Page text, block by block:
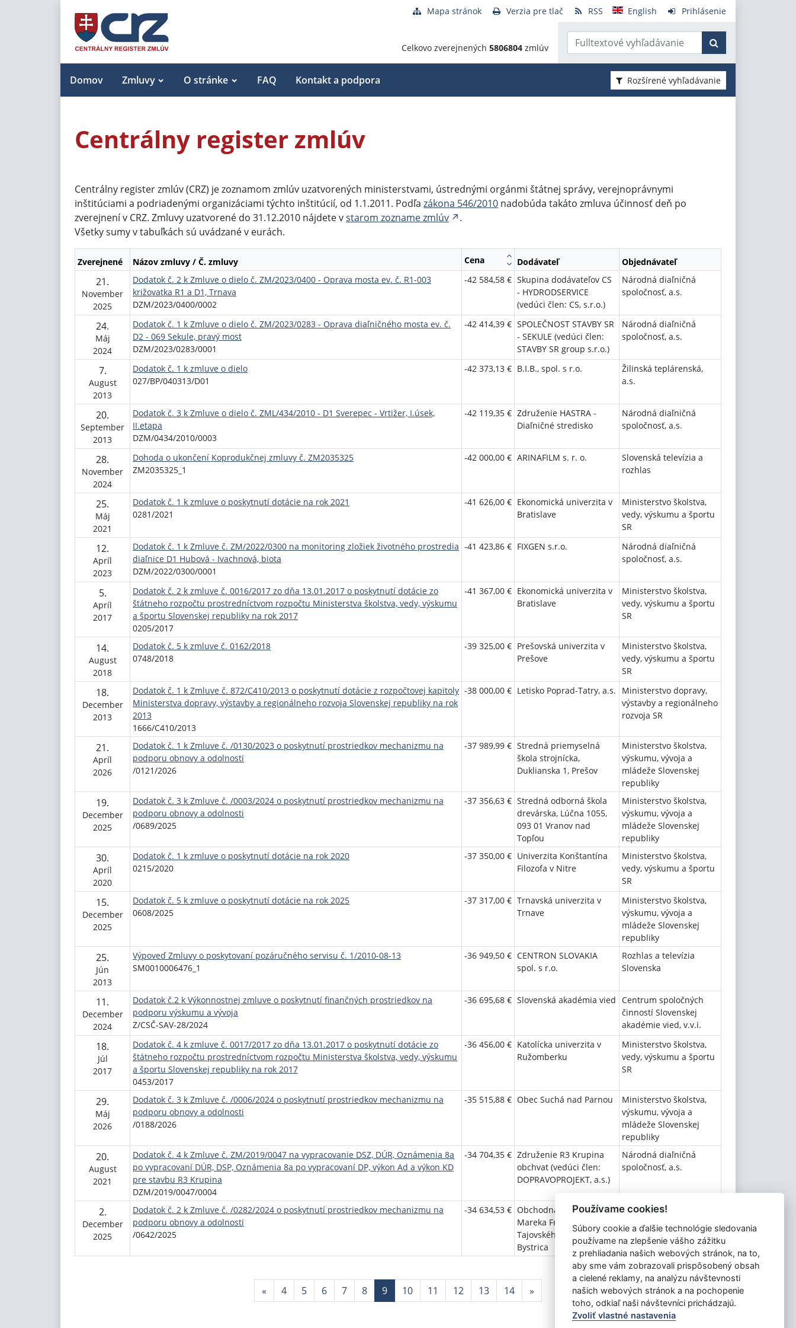
Mapa stránok Verzia pre tlač RSS English Prihlásenie
Celkovo zverejnených 5806804 zmlúv
Domov Zmluvy O stránke FAQ Kontakt a podpora Rozšírené vyhľadávanie
Centrálny register zmlúv
Centrálny register zmlúv (CRZ) je zoznamom zmlúv uzatvorených ministerstvami, ústrednými orgánmi štátnej správy, verejnoprávnymi
inštitúciami a podriadenými organizáciami týchto inštitúcií, od 1.1.2011. Podľa zákona 546/2010 nadobúda takáto zmluva účinnosť deň po
zverejnení v CRZ. Zmluvy uzatvorené do 31.12.2010 nájdete vstarom zozname zmlúv
.
Všetky sumy v tabuľkách sú uvádzané v eurách.
Zverejnené Názov zmluvy / Č. zmluvy Cena Dodávateľ Objednávateľ
21.
November
2025
Dodatok č. 2 k Zmluve o dielo č. ZM/2023/0400 - Oprava mosta ev. č. R1-003
križovatka R1 a D1, Trnava
DZM/2023/0400/0002
-42 584,58 € Skupina dodávateľov CS
- HYDRODSERVICE
(vedúci člen: CS, s.r.o.)
Národná diaľničná
spoločnosť, a.s.
24.
Máj
2024
Dodatok č. 1 k Zmluve o dielo č. ZM/2023/0283 - Oprava diaľničného mosta ev. č.
D2 - 069 Sekule, pravý most
DZM/2023/0283/0001
-42 414,39 € SPOLEČNOST STAVBY SR
- SEKULE (vedúci člen:
STAVBY SR group s.r.o.)
Národná diaľničná
spoločnosť, a.s.
7.
August
2013
Dodatok č. 1 k zmluve o dielo
027/BP/040313/D01
-42 373,13 € B.I.B., spol. s r.o.
Žilinská teplárenská,
a.s.
20.
September
2013
Dodatok č. 3 k Zmluve o dielo č. ZML/434/2010 - D1 Sverepec - Vrtižer, I.úsek,
II.etapa
DZM/0434/2010/0003
-42 119,35 € Združenie HASTRA -
Diaľničné stredisko
Národná diaľničná
spoločnosť, a.s.
28.
November
2024
Dohoda o ukončení Koprodukčnej zmluvy č. ZM2035325
ZM2035325_1
-42 000,00 € ARINAFILM s. r. o.
Slovenská televízia a
rozhlas
25.
Máj
2021
Dodatok č. 1 k zmluve o poskytnutí dotácie na rok 2021
0281/2021
-41 626,00 € Ekonomická univerzita v
Bratislave
Ministerstvo školstva,
vedy, výskumu a športu
SR
12.
Apríl
2023
Dodatok č. 1 k Zmluve č. ZM/2022/0300 na monitoring zložiek životného prostredia
diaľnice D1 Hubová - Ivachnová, biota
DZM/2022/0300/0001
-41 423,86 € FIXGEN s.r.o.
Národná diaľničná
spoločnosť, a.s.
5.
Apríl
2017
Dodatok č. 2 k zmluve č. 0016/2017 zo dňa 13.01.2017 o poskytnutí dotácie zo
štátneho rozpočtu prostredníctvom rozpočtu Ministerstva školstva, vedy, výskumu
a športu Slovenskej republiky na rok 2017
0205/2017
-41 367,00 € Ekonomická univerzita v
Bratislave
Ministerstvo školstva,
vedy, výskumu a športu
SR
14.
August
2018
Dodatok č. 5 k zmluve č. 0162/2018
0748/2018
-39 325,00 € Prešovská univerzita v
Prešove
Ministerstvo školstva,
vedy, výskumu a športu
SR
18.
December
2013
Dodatok č. 1 k Zmluve č. 872/C410/2013 o poskytnutí dotácie z rozpočtovej kapitoly
Ministerstva dopravy, výstavby a regionálneho rozvoja Slovenskej republiky na rok
2013
1666/C410/2013
-38 000,00 € Letisko Poprad-Tatry, a.s.
Ministerstvo dopravy,
výstavby a regionálneho
rozvoja SR
21.
Apríl
2026
Dodatok č. 1 k Zmluve č. /0130/2023 o poskytnutí prostriedkov mechanizmu na
podporu obnovy a odolnosti
/0121/2026
-37 989,99 € Stredná priemyselná
škola strojnícka,
Duklianska 1, Prešov
Ministerstvo školstva,
výskumu, vývoja a
mládeže Slovenskej
republiky
19.
December
2025
Dodatok č. 3 k Zmluve č. /0003/2024 o poskytnutí prostriedkov mechanizmu na
podporu obnovy a odolnosti
/0689/2025
-37 356,63 € Stredná odborná škola
drevárska, Lúčna 1055,
093 01 Vranov nad
Topľou
Ministerstvo školstva,
výskumu, vývoja a
mládeže Slovenskej
republiky
30.
Apríl
2020
Dodatok č. 1 k zmluve o poskytnutí dotácie na rok 2020
0215/2020
-37 350,00 € Univerzita Konštantína
Filozofa v Nitre
Ministerstvo školstva,
vedy, výskumu a športu
SR
15.
December
2025
Dodatok č. 5 k zmluve o poskytnutí dotácie na rok 2025
0608/2025
-37 317,00 € Trnavská univerzita v
Trnave
Ministerstvo školstva,
výskumu, vývoja a
mládeže Slovenskej
republiky
25.
Jún
2013
Výpoveď Zmluvy o poskytovaní pozáručného servisu č. 1/2010-08-13
SM0010006476_1
-36 949,50 € CENTRON SLOVAKIA
spol. s r.o.
Rozhlas a televízia
Slovenska
11.
December
2024
Dodatok č.2 k Výkonnostnej zmluve o poskytnutí finančných prostriedkov na
podporu výskumu a vývoja
Z/CSČ-SAV-28/2024
-36 695,68 € Slovenská akadémia vied Centrum spoločných
činností Slovenskej
akadémie vied, v.v.i.
18.
Júl
2017
Dodatok č. 4 k zmluve č. 0017/2017 zo dňa 13.01.2017 o poskytnutí dotácie zo
štátneho rozpočtu prostredníctvom rozpočtu Ministerstva školstva, vedy, výskumu
a športu Slovenskej republiky na rok 2017
0453/2017
-36 456,00 € Katolícka univerzita v
Ružomberku
Ministerstvo školstva,
vedy, výskumu a športu
SR
29.
Máj
2026
Dodatok č. 3 k Zmluve č. /0006/2024 o poskytnutí prostriedkov mechanizmu na
podporu obnovy a odolnosti
/0188/2026
-35 515,88 € Obec Suchá nad Parnou
Ministerstvo školstva,
výskumu, vývoja a
mládeže Slovenskej
republiky
20.
August
2021
Dodatok č. 4 k Zmluve č. ZM/2019/0047 na vypracovanie DSZ, DÚR, Oznámenia 8a
po vypracovaní DÚR, DSP, Oznámenia 8a po vypracovaní DP, výkon Ad a výkon KD
pre stavbu R3 Krupina
DZM/2019/0047/0004
-34 704,35 € Združenie R3 Krupina
obchvat (vedúci člen:
DOPRAVOPROJEKT, a.s.)
Národná diaľničná
spoločnosť, a.s.
2.
December
2025
Dodatok č. 2 k Zmluve č. /0282/2024 o poskytnutí prostriedkov mechanizmu na
podporu obnovy a odolnosti
/0642/2025
-34 634,53 € Obchodná akadémia
Mareka Frauwirtha,
Tajovského 25, Banská
Bystrica
Ministerstvo školstva,
výskumu, vývoja a
mládeže Slovenskej
republiky
« 4 5 6 7 8 9Aktuálna
stránka
10 11 12 13 14 »
Používame cookies!
Súbory cookie a ďalšie technológie sledovania
používame na zlepšenie vášho zážitku
z prehliadania našich webových stránok, na to,
aby sme vám zobrazovali prispôsobený obsah
a cielené reklamy, na analýzu návštevnosti
našich webových stránok a na pochopenie
toho, odkiaľ naši návštevníci prichádzajú.
Zvoliť vlastné nastavenia